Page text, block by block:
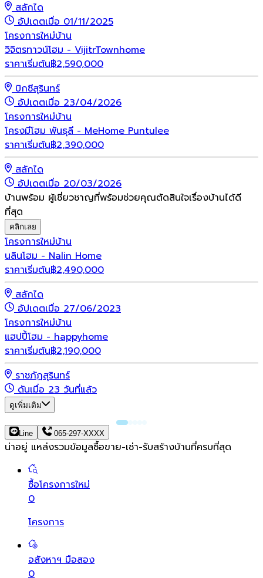
สลักได
อัปเดตเมื่อ 01/11/2025
โครงการใหม่บ้าน
วิจิตรทาวน์โฮม - VijitrTownhome
ราคาเริ่มต้น฿2,590,000
บิกซีสุรินทร์
อัปเดตเมื่อ 23/04/2026
โครงการใหม่บ้าน
โครงมีโฮม พันธุลี - MeHome Puntulee
ราคาเริ่มต้น฿2,390,000
สลักได
อัปเดตเมื่อ 20/03/2026
บ้านพร้อม ผู้เชี่ยวชาญที่พร้อมช่วยคุณตัดสินใจเรื่องบ้านได้ดี
ที่สุด
คลิกเลย
โครงการใหม่บ้าน
นลินโฮม - Nalin Home
ราคาเริ่มต้น฿2,490,000
สลักได
อัปเดตเมื่อ 27/06/2023
โครงการใหม่บ้าน
แฮปปี้โฮม - happyhome
ราคาเริ่มต้น฿2,190,000
ราชภัฏสุรินทร์
ดันเมื่อ 23 วันที่แล้ว
ดูเพิ่มเติม
Line 065-297-XXXX
น่าอยู่ แหล่งรวมข้อมูลซื้อขาย-เช่า-รับสร้างบ้านที่ครบที่สุด
ซื้อโครงการใหม่
0
โครงการ
อสังหาฯ มือสอง
0